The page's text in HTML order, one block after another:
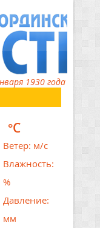
1930 года
°C
Ветер: м/с
Влажность:
%
Давление:
мм